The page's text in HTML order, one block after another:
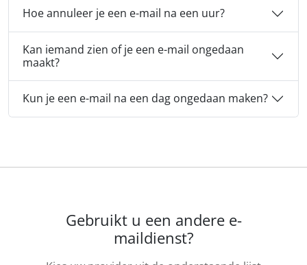
Hoe annuleer je een e-mail na een uur?
Kan iemand zien of je een e-mail ongedaan
maakt?
Kun je een e-mail na een dag ongedaan maken?
Gebruikt u een andere e-
maildienst?